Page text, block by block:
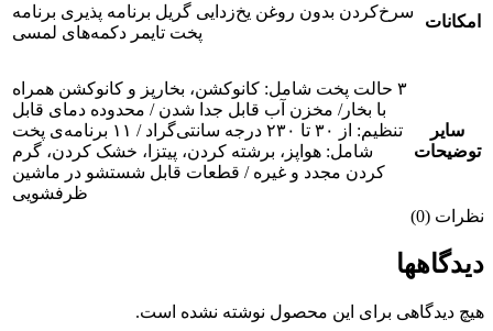
امکانات
سرخ‌کردن بدون روغن یخ‌زدایی گریل برنامه پذیری برنامه
پخت تایمر دکمه‌های لمسی
سایر
توضیحات
۳ حالت پخت شامل: کانوکشن، بخارپز و کانوکشن همراه
با بخار/ مخزن آب قابل جدا شدن / محدوده‌ دمای قابل
تنظیم: از ۳۰ تا ۲۳۰ درجه سانتی‌گراد / ۱۱ برنامه‌ی پخت
شامل: هواپز، برشته کردن، پیتزا، خشک کردن، گرم
کردن مجدد و غیره / قطعات قابل شستشو در ماشین
ظرفشویی
نظرات (0)
دیدگاهها
هیچ دیدگاهی برای این محصول نوشته نشده است.